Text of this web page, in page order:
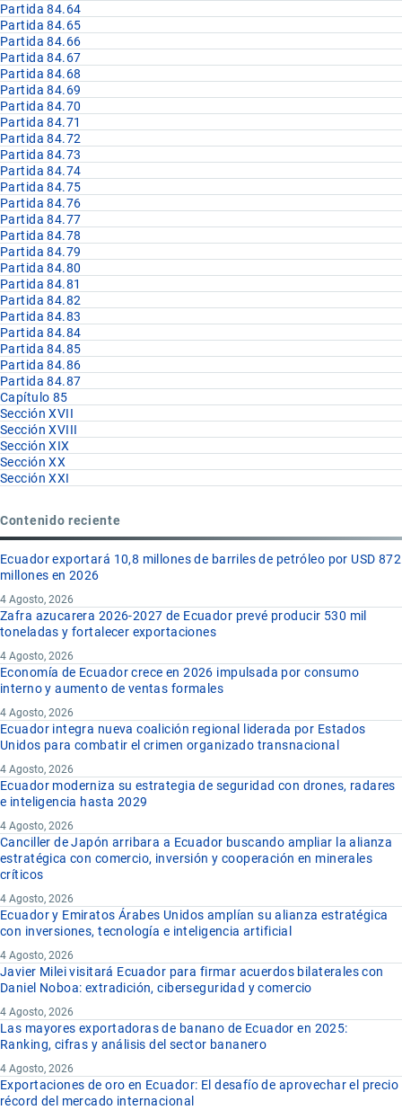
Partida 84.64
Partida 84.65
Partida 84.66
Partida 84.67
Partida 84.68
Partida 84.69
Partida 84.70
Partida 84.71
Partida 84.72
Partida 84.73
Partida 84.74
Partida 84.75
Partida 84.76
Partida 84.77
Partida 84.78
Partida 84.79
Partida 84.80
Partida 84.81
Partida 84.82
Partida 84.83
Partida 84.84
Partida 84.85
Partida 84.86
Partida 84.87
Capítulo 85
Sección XVII
Sección XVIII
Sección XIX
Sección XX
Sección XXI
Contenido reciente
Ecuador exportará 10,8 millones de barriles de petróleo por USD 872
millones en 2026
4 Agosto, 2026
Zafra azucarera 2026-2027 de Ecuador prevé producir 530 mil
toneladas y fortalecer exportaciones
4 Agosto, 2026
Economía de Ecuador crece en 2026 impulsada por consumo
interno y aumento de ventas formales
4 Agosto, 2026
Ecuador integra nueva coalición regional liderada por Estados
Unidos para combatir el crimen organizado transnacional
4 Agosto, 2026
Ecuador moderniza su estrategia de seguridad con drones, radares
e inteligencia hasta 2029
4 Agosto, 2026
Canciller de Japón arribara a Ecuador buscando ampliar la alianza
estratégica con comercio, inversión y cooperación en minerales
críticos
4 Agosto, 2026
Ecuador y Emiratos Árabes Unidos amplían su alianza estratégica
con inversiones, tecnología e inteligencia artificial
4 Agosto, 2026
Javier Milei visitará Ecuador para firmar acuerdos bilaterales con
Daniel Noboa: extradición, ciberseguridad y comercio
4 Agosto, 2026
Las mayores exportadoras de banano de Ecuador en 2025:
Ranking, cifras y análisis del sector bananero
4 Agosto, 2026
Exportaciones de oro en Ecuador: El desafío de aprovechar el precio
récord del mercado internacional